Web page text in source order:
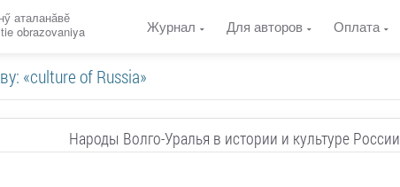
аталанӑвӗ
obrazovaniya
Журнал Для авторов Оплата
«culture of Russia»
Народы Волго-Уралья в истории и культуре России